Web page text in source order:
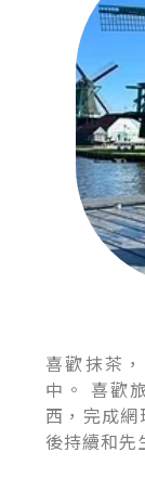
喜歡抹茶
中。 喜歡
西，完成
後持續和先